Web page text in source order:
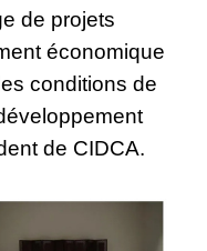
de projets
économique
conditions de
de CIDCA.